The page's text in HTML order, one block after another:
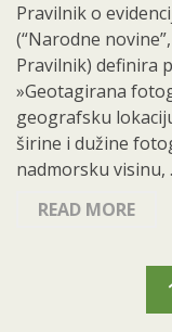
Pravilnik o
(“Narodne
Pravilnik) definira
»Geotagirana
geografsku
širine i dužine
nadmorsku visinu,
READ MORE